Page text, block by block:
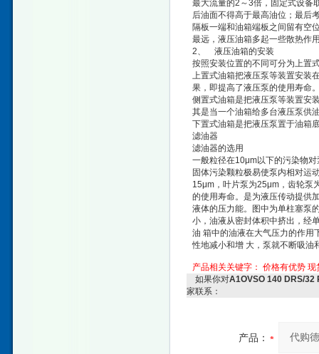
最大流量的2～3倍，固定式设备
后油面不得高于最高油位；最后
隔板一端和油箱端板之间留有空
最远，液压油箱多起一些散热作
2、 液压油箱的安装
按照安装位置的不同可分为上置
上置式油箱把液压泵等装置安装
果，即提高了液压泵的使用寿命
侧置式油箱是把液压泵等装置安
其是当一个油箱给多台液压泵供
下置式油箱是把液压泵置于油箱
滤油器
滤油器的选用
一般粒径在10μm以下的污染物
固体污染颗粒极易使泵内相对运
15μm，叶片泵为25μm，齿轮泵
的使用寿命。是为液压传动提供
液体的压力能。图中为单柱塞泵
小，油液从密封体积中挤出，经
油 箱中的油液在大气压力的作用
性地减小和增 大，泵就不断吸油
产品相关关键字： 价格有优势 现
如果你对A1OVSO 140 DRS/32
家联系：
产品：